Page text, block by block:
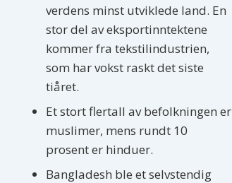
verdens minst utviklede land. En
stor del av eksportinntektene
kommer fra tekstilindustrien,
som har vokst raskt det siste
tiåret.
Et stort flertall av befolkningen er
muslimer, mens rundt 10
prosent er hinduer.
Bangladesh ble et selvstendig